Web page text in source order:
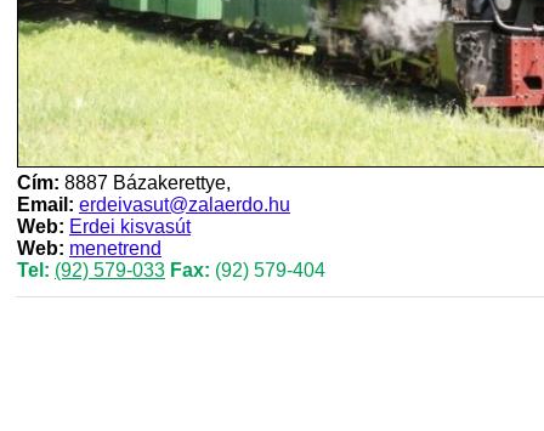
Cím: 8887 Bázakerettye,
Email: erdeivasut@zalaerdo.hu
Web: Erdei kisvasút
Web: menetrend
Tel: (92) 579-033 Fax: (92) 579-404